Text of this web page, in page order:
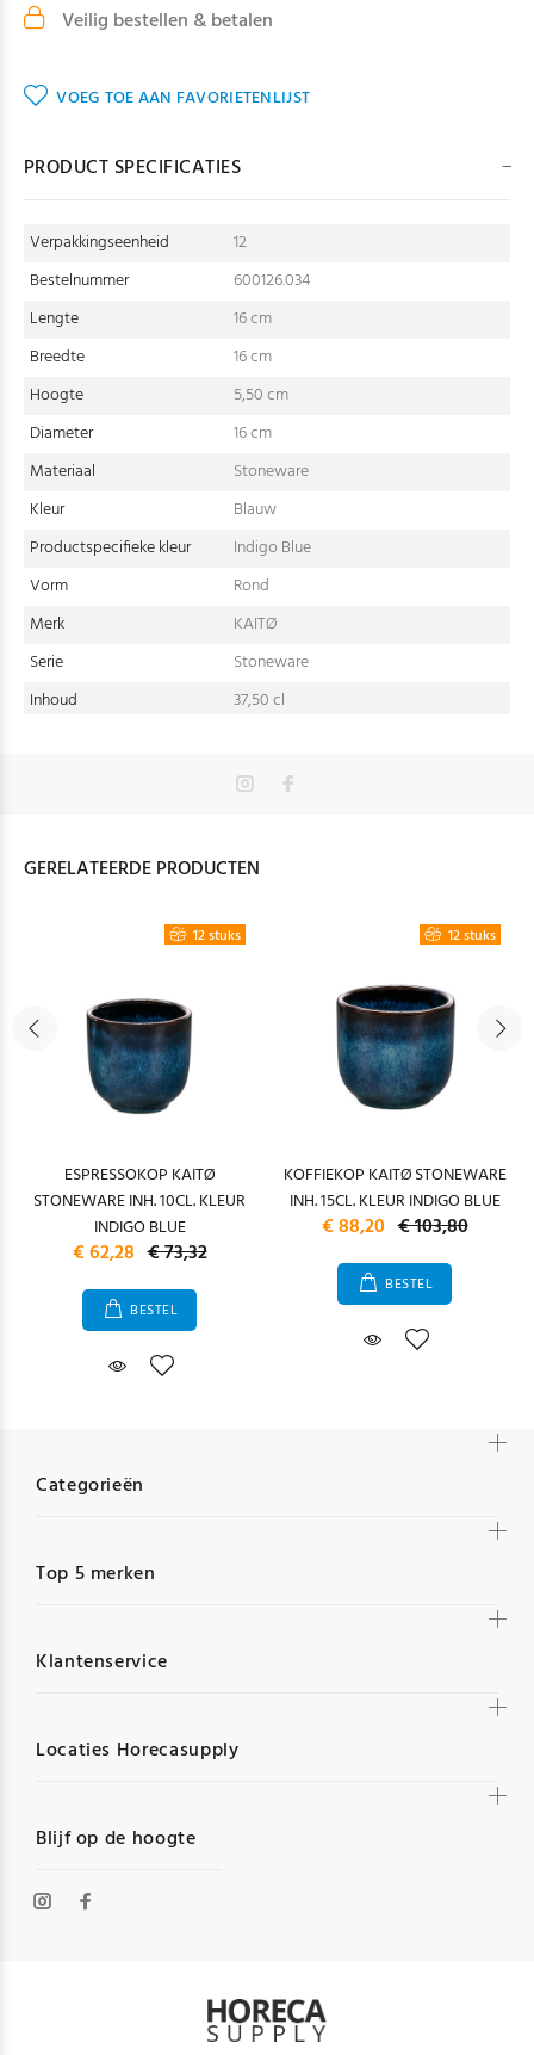
Veilig bestellen & betalen
VOEG TOE AAN FAVORIETENLIJST
PRODUCT SPECIFICATIES
Verpakkingseenheid
12
Bestelnummer
600126.034
Lengte
16 cm
Breedte
16 cm
Hoogte
5,50 cm
Diameter
16 cm
Materiaal
Stoneware
Kleur
Blauw
Productspecifieke kleur
Indigo Blue
Vorm
Rond
Merk
KAITØ
Serie
Stoneware
Inhoud
37,50 cl
GERELATEERDE PRODUCTEN
12 stuks
ESPRESSOKOP KAITØ
STONEWARE INH. 10CL. KLEUR
INDIGO BLUE
€ 62,28 € 73,32
BESTEL
12 stuks
KOFFIEKOP KAITØ STONEWARE
INH. 15CL. KLEUR INDIGO BLUE
€ 88,20 € 103,80
BESTEL
Blijf op de hoogte
Categorieën
Top 5 merken
Klantenservice
Locaties Horecasupply